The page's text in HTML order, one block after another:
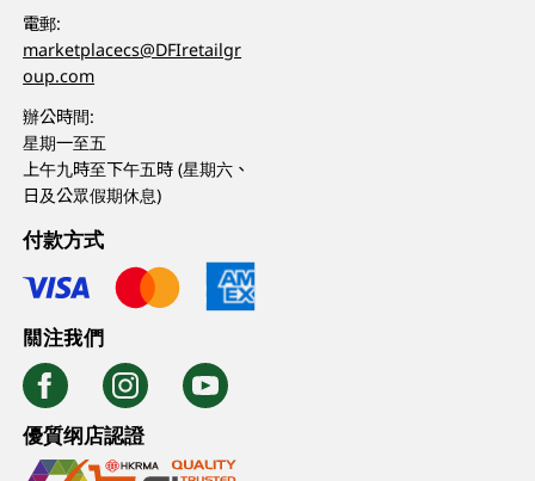
電郵:
marketplacecs@DFIretailgr
oup.com
辦公時間:
星期一至五
上午九時至下午五時 (星期六、
日及公眾假期休息)
付款方式
關注我們
優質纲店認證